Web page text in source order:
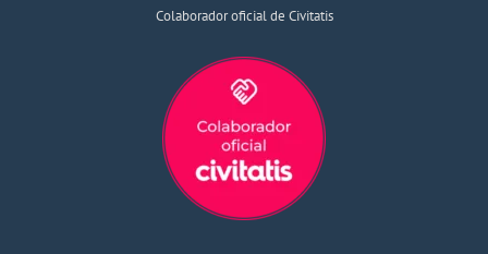
Colaborador oficial de Civitatis